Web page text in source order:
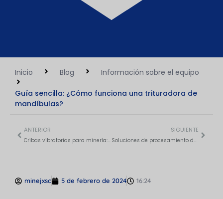
Inicio Blog Información sobre el equipo
Guía sencilla: ¿Cómo funciona una trituradora de
mandíbulas?
ANTERIOR
Cribas vibratorias para minería: Modelos y características
SIGUIENTE
Soluciones de procesamiento de minerales: Exploración de los tipos de trituradoras de mandíbulas
minejxsc 5 de febrero de 2024 16:24